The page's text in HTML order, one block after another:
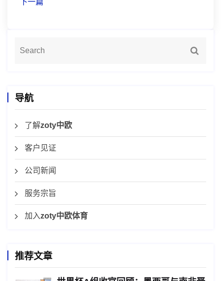
下一篇
导航
了解zoty中欧
客户见证
公司新闻
服务宗旨
加入zoty中欧体育
推荐文章